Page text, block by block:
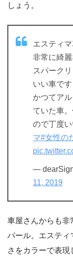
しょう。
エスティ
非常に綺麗
スパーク
いい車で
かつてア
ていた車
ので丁度い
マ#女性の
—
11, 2019
車屋さんからも非
パール。エスティ
さをカラーで表